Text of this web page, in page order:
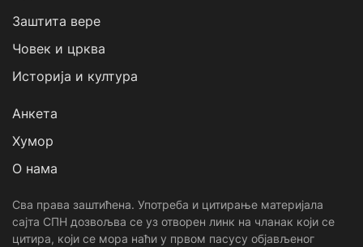
Заштита вере
Човек и црква
Историја и култура
Анкета
Хумор
О нама
Сва права заштићена. Употреба и цитирање материјала
сајта СПН дозвољва се уз отворен линк на чланак који се
цитира, који се мора наћи у првом пасусу објављеног